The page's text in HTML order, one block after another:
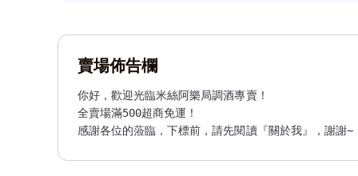
賣場佈告欄
你好，歡迎光臨米絲阿樂局調酒專賣！
全賣場滿500超商免運！
感謝各位的蒞臨，下標前，請先閱讀『關於我』，謝謝∼